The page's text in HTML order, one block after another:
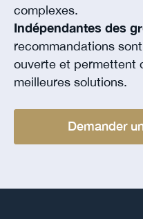
complexes.
Indépendantes des
recommandations
ouverte et permettent
meilleures solutions.
Demander